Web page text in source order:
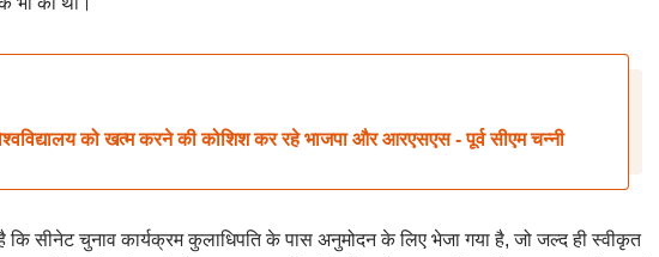
को खत्म करने की कोशिश कर रहे भाजपा और आरएसएस - पूर्व सीएम चन्नी
सीनेट चुनाव कार्यक्रम कुलाधिपति के पास अनुमोदन के लिए भेजा गया है, जो जल्द ही स्वीकृत